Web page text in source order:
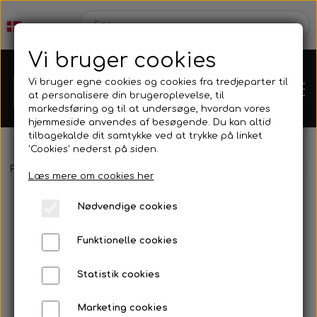
Webshop
Produkt Nyheder
Tilbud
Kleinsub
Billedgalleri
Forside
Vi bruger cookies
Vi bruger egne cookies og cookies fra tredjeparter til
at personalisere din brugeroplevelse, til
markedsføring og til at undersøge, hvordan vores
hjemmeside anvendes af besøgende. Du kan altid
tilbagekalde dit samtykke ved at trykke på linket
'Cookies' nederst på siden.
Læs mere om cookies her
Nødvendige cookies
Funktionelle cookies
Statistik cookies
Marketing cookies